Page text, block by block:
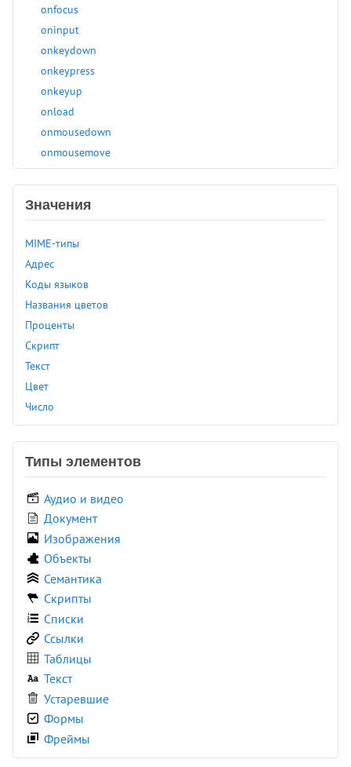
<big>
<blink>
<blockquote>
<body>
<br>
<button>
<canvas>
<caption>
<center>
<code>
<command>
<comment>
<datalist>
<dd>
<details>
<dir>
<div>
<dl>
<dt>
<em>
<embed>
<fieldset>
<figcaption>
<figure>
<font>
<footer>
<form>
<frame>
<frameset>
<h1>
onfocus
oninput
onkeydown
onkeypress
onkeyup
onload
onmousedown
onmousemove
onmouseout
onmouseup
Значения
MIME-типы
Адрес
Коды языков
Названия цветов
Проценты
Скрипт
Текст
Цвет
Число
Типы элементов
Аудио и видео
Документ
Изображения
Объекты
Семантика
Скрипты
Списки
Ссылки
Таблицы
Текст
Устаревшие
Формы
Фреймы